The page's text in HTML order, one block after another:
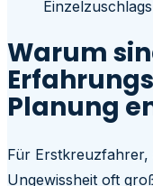
Warum
Planung
Für Erstkreuzfahrer,
Ungewissheit oft